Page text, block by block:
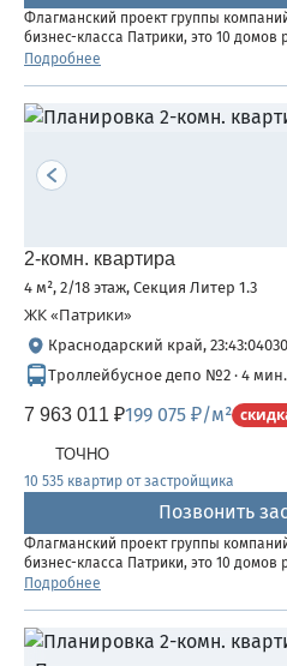
Флагманский проект группы
бизнес-класса Патрики, это 10 домов
расположившихся на 28,5 гектарах.
Подробнее
2-комн. квартира
4 м², 2/18 этаж, Секция Литер 1.3
ЖК «Патрики»
Краснодарский край,
Троллейбусное депо №2 · 4
7 963 011 ₽199 075 ₽/м²
ТОЧНО
10 535 квартир от застройщика
Позвонить
Флагманский проект группы
бизнес-класса Патрики, это 10 домов
расположившихся на 28,5 гектарах.
Подробнее